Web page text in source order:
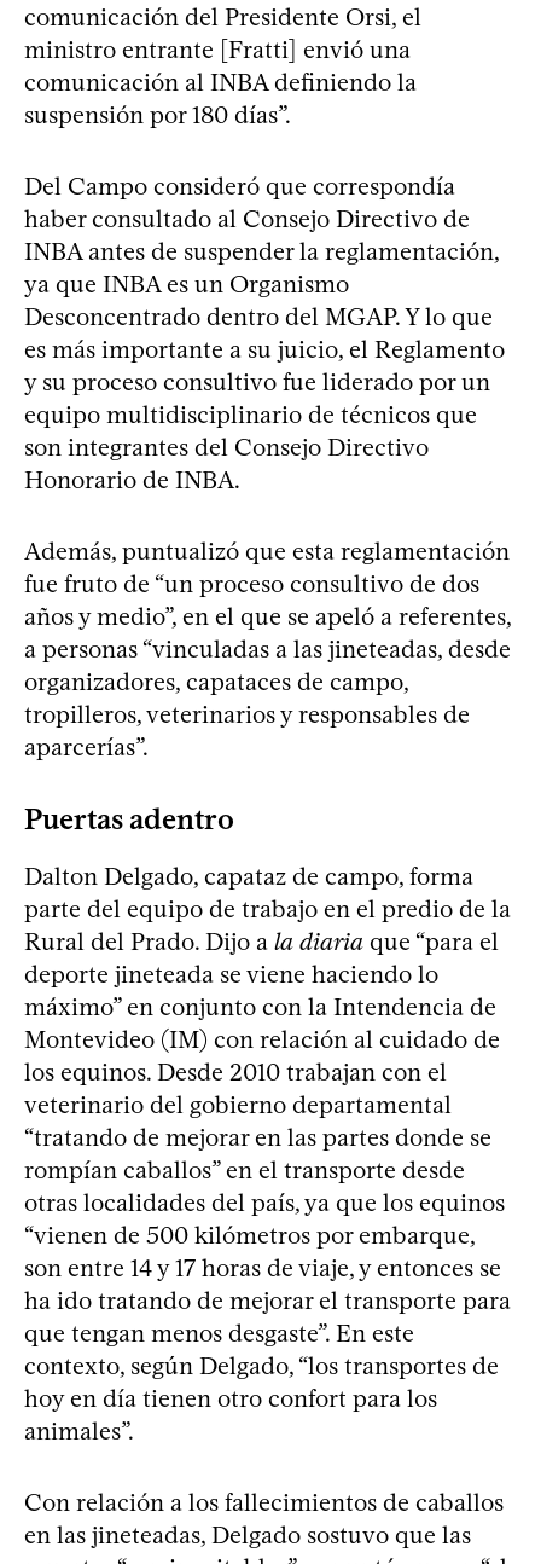
comunicación del Presidente Orsi, el
ministro entrante [Fratti] envió una
comunicación al INBA definiendo la
suspensión por 180 días”.
Del Campo consideró que correspondía
haber consultado al Consejo Directivo de
INBA antes de suspender la reglamentación,
ya que INBA es un Organismo
Desconcentrado dentro del MGAP. Y lo que
es más importante a su juicio, el Reglamento
y su proceso consultivo fue liderado por un
equipo multidisciplinario de técnicos que
son integrantes del Consejo Directivo
Honorario de INBA.
Además, puntualizó que esta reglamentación
fue fruto de “un proceso consultivo de dos
años y medio”, en el que se apeló a referentes,
a personas “vinculadas a las jineteadas, desde
organizadores, capataces de campo,
tropilleros, veterinarios y responsables de
aparcerías”.
Puertas adentro
Dalton Delgado, capataz de campo, forma
parte del equipo de trabajo en el predio de la
Rural del Prado. Dijo a la diaria que “para el
deporte jineteada se viene haciendo lo
máximo” en conjunto con la Intendencia de
Montevideo (IM) con relación al cuidado de
los equinos. Desde 2010 trabajan con el
veterinario del gobierno departamental
“tratando de mejorar en las partes donde se
rompían caballos” en el transporte desde
otras localidades del país, ya que los equinos
“vienen de 500 kilómetros por embarque,
son entre 14 y 17 horas de viaje, y entonces se
ha ido tratando de mejorar el transporte para
que tengan menos desgaste”. En este
contexto, según Delgado, “los transportes de
hoy en día tienen otro confort para los
animales”.
Con relación a los fallecimientos de caballos
en las jineteadas, Delgado sostuvo que las